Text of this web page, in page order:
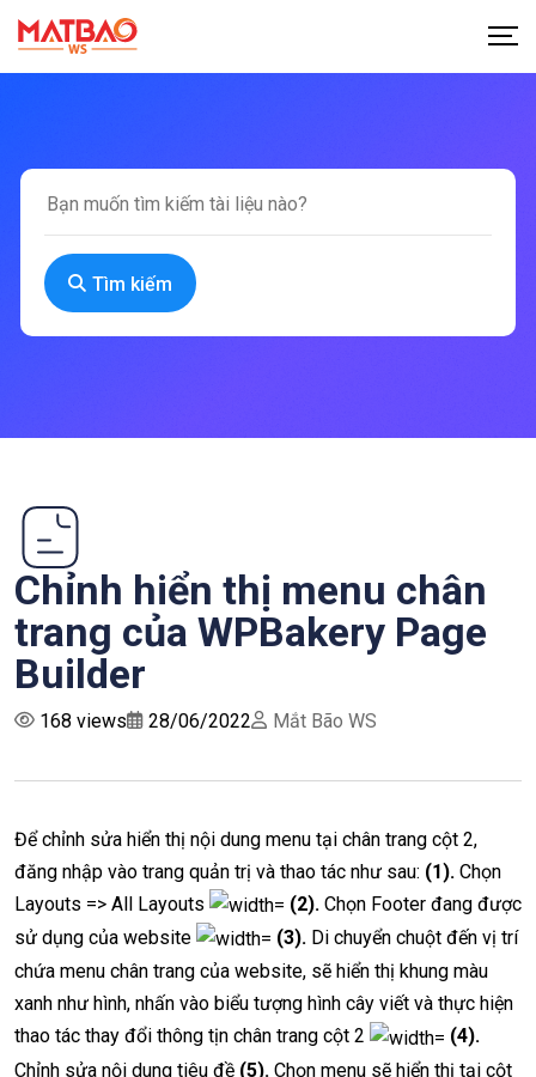
Tìm kiếm
Chỉnh hiển thị menu chân
trang của WPBakery Page
Builder
168 views 28/06/2022 Mắt Bão WS
Để chỉnh sửa hiển thị nội dung menu tại chân trang cột 2,
đăng nhập vào trang quản trị và thao tác như sau: (1). Chọn
Layouts => All Layouts
(2). Chọn Footer đang được
sử dụng của website
(3). Di chuyển chuột đến vị trí
chứa menu chân trang của website, sẽ hiển thị khung màu
xanh như hình, nhấn vào biểu tượng hình cây viết và thực hiện
thao tác thay đổi thông tịn chân trang cột 2
(4).
Chỉnh sửa nội dung tiêu đề (5). Chọn menu sẽ hiển thị tại cột